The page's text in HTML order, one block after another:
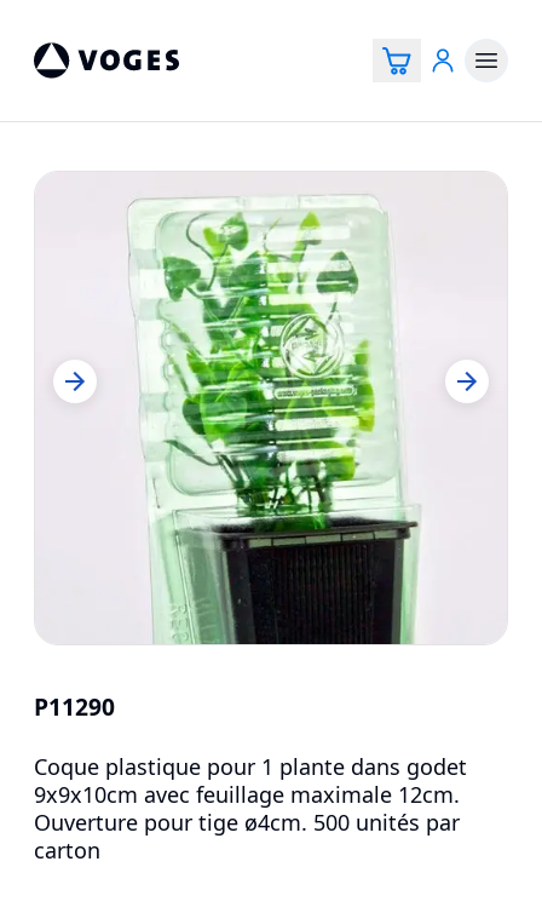
P11290
Coque plastique pour 1 plante dans godet
9x9x10cm avec feuillage maximale 12cm.
Ouverture pour tige ø4cm. 500 unités par
carton